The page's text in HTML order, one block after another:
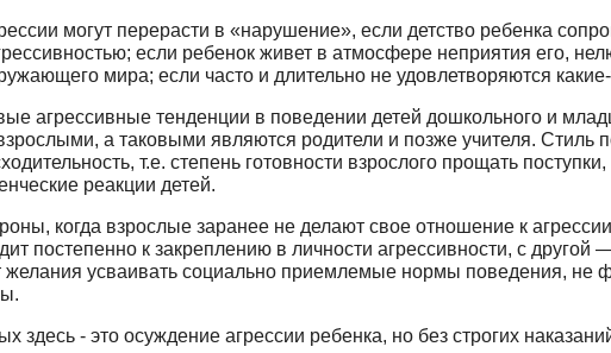
могут перерасти в «нарушение», если детст­во ребенка
если ребенок живет в атмосфе­ре неприятия его,
мира; если часто и длительно не удовлетворяются
агрессивные тенденции в поведении детей до­школьного и
а таковыми являются родите­ли и позже учителя. Стиль
т.е. степень готовности взрослого прощать поступки,
реакции детей.
когда взрослые заранее не делают свое от­ношение к
постепенно к закреплению в лич­ности агрессивности, с
желания усваивать социально приемлемые нормы поведения,
здесь - это осуждение агрессии ребенка, но без строгих